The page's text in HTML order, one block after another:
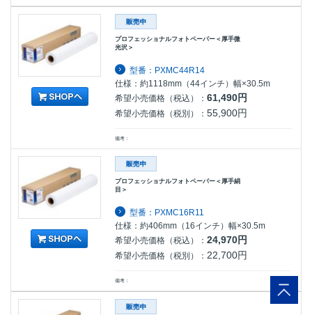
プロフェッショナルフォトペーパー＜厚手微
光沢＞
型番：PXMC44R14
仕様：約1118mm（44インチ）幅×30.5m
希望小売価格（税込）：61,490円
希望小売価格（税別）：55,900円
備考：
プロフェッショナルフォトペーパー＜厚手絹
目＞
型番：PXMC16R11
仕様：約406mm（16インチ）幅×30.5m
希望小売価格（税込）： 24,970円
希望小売価格（税別）： 22,700円
備考：